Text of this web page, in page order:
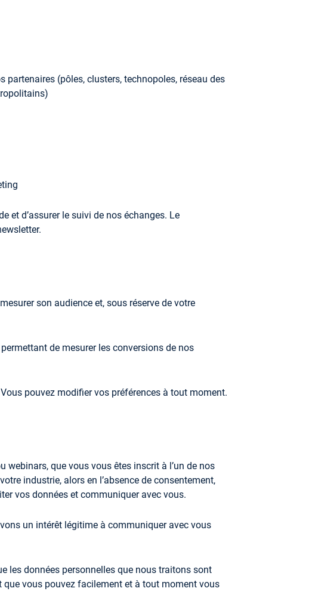
(pôles, clusters, technopoles, réseau des
et d’assurer le suivi de nos échanges. Le
son audience et, sous réserve de votre
de mesurer les conversions de nos
pouvez modifier vos préférences à tout moment.
webinars, que vous vous êtes inscrit à l’un de nos
industrie, alors en l’absence de consentement,
vos données et communiquer avec vous.
un intérêt légitime à communiquer avec vous
les données personnelles que nous traitons sont
que vous pouvez facilement et à tout moment vous